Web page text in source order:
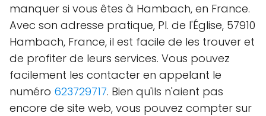
manquer si vous êtes à Hambach, en France.
Avec son adresse pratique, Pl. de l'Église, 57910
Hambach, France, il est facile de les trouver et
de profiter de leurs services. Vous pouvez
facilement les contacter en appelant le
numéro 623729717. Bien qu'ils n'aient pas
encore de site web, vous pouvez compter sur